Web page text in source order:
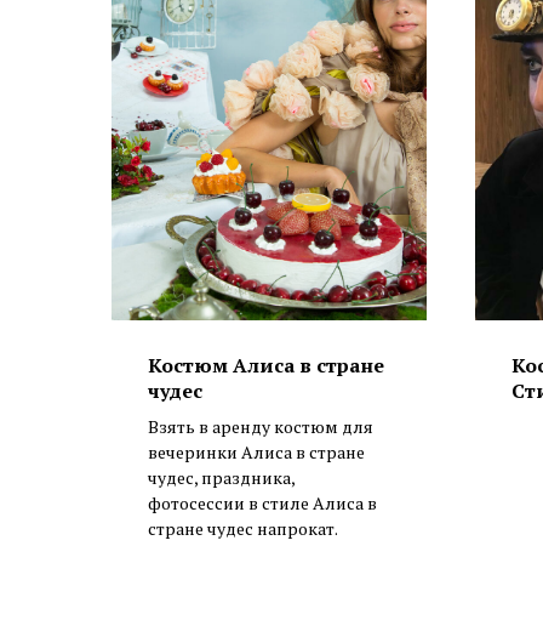
Костюм Алиса в стране
чудес
Взять в аренду костюм для
вечеринки Алиса в стране
чудес, праздника,
фотосессии в стиле Алиса в
стране чудес напрокат.